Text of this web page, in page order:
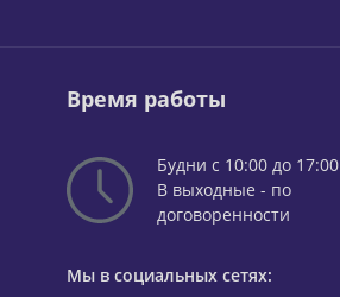
Время работы
Будни с 10:00 до 17:00
В выходные - по
договоренности
Мы в социальных сетях: